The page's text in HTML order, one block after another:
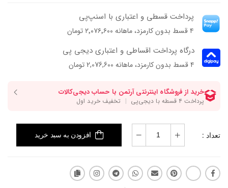
پرداخت قسطی و اعتباری با اسنپ‌پی
۴ قسط بدون کارمزد، ماهانه ۲٬۰۷۶٬۶۰۰ تومان
درگاه پرداخت اقساطی و اعتباری دیجی پی
۴ قسط بدون کارمزد، ماهانه 2,076,600 تومان
تعداد : افزودن به سبد خرید